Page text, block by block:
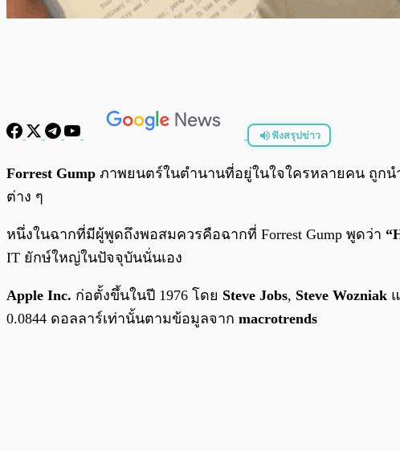
ฟังสรุปข่าว
พร้อมเล่น
Forrest Gump ภาพยนตร์ในตำนานที่อยู่ในใจใครหลายคน ถูก
ต่าง ๆ
หนึ่งในฉากที่มีผู้พูดถึงพอสมควรคือฉากที่ Forrest Gump พูดว่า
IT ยักษ์ใหญ่ในปัจจุบันนั่นเอง
Apple Inc. ก่อตั้งขึ้นในปี 1976 โดย Steve Jobs, Steve Wozniak
0.0844 ดอลลาร์เท่านั้นตามข้อมูลจาก macrotrends